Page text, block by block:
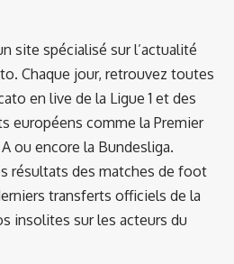
site spécialisé sur l’actualité
Chaque jour, retrouvez toutes
en live de la Ligue 1 et des
européens comme la Premier
ou encore la Bundesliga.
résultats des matches de foot
transferts officiels de la
insolites sur les acteurs du